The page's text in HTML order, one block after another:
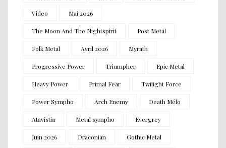
Video Mai 2026
The Moon And The Nightspirit Post Metal
Folk Metal Avril 2026 Myrath
Progressive Power Triumpher Epic Metal
Heavy Power Primal Fear Twilight Force
Power Sympho Arch Enemy Death Mélo
Atavistia Metal sympho Evergrey
Juin 2026 Draconian Gothic Metal